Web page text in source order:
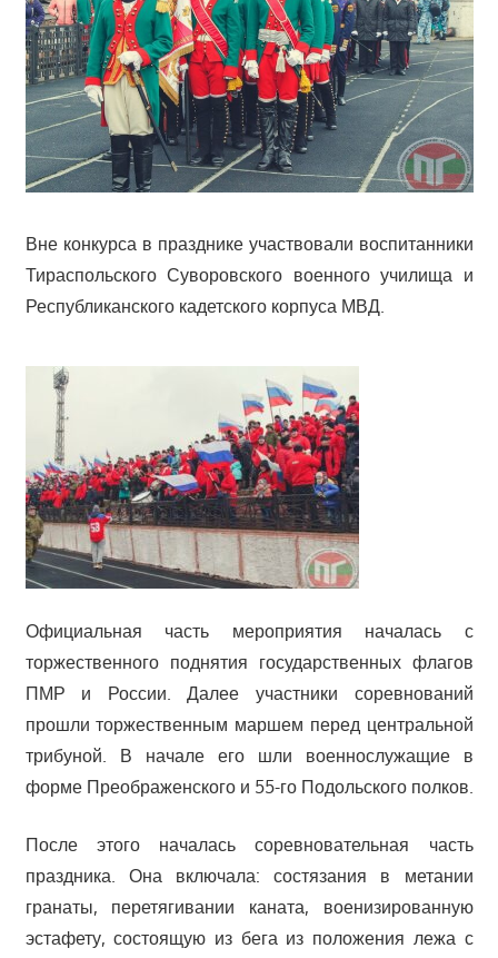
Вне конкурса в празднике участвовали воспитанники
Тираспольского Суворовского военного училища и
Республиканского кадетского корпуса МВД.
Официальная часть мероприятия началась с
торжественного поднятия государственных флагов
ПМР и России. Далее участники соревнований
прошли торжественным маршем перед центральной
трибуной. В начале его шли военнослужащие в
форме Преображенского и 55-го Подольского полков.
После этого началась соревновательная часть
праздника. Она включала: состязания в метании
гранаты, перетягивании каната, военизированную
эстафету, состоящую из бега из положения лежа с